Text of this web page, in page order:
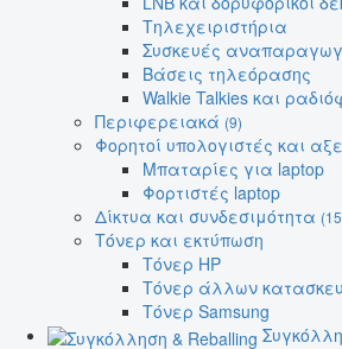
Τηλεχειριστήρια
Συσκευές
Βάσεις τηλεόρασης
Walkie Talkies και
Περιφερειακά (9)
Φορητοί υπολογιστές και
Μπαταρίες για laptop
Φορτιστές laptop
Δίκτυα και συνδεσιμότητα
Τόνερ και εκτύπωση
Τόνερ HP
Τόνερ άλλων
Τόνερ Samsung